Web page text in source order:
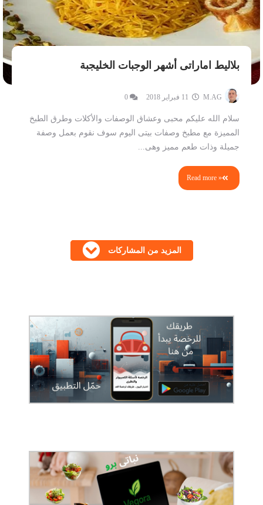
بلاليط اماراتى أشهر الوجبات الخليجبة
M.AG
0
سلام الله عليكم محبى وعشاق الوصفات والأكلات وطرق الطبخ
المميزة مع مطبخ وصفات بيتى اليوم سوف نقوم بعمل وصفة
جميلة وذات طعم مميز وهى...
Read more »
المزيد من المشاركات